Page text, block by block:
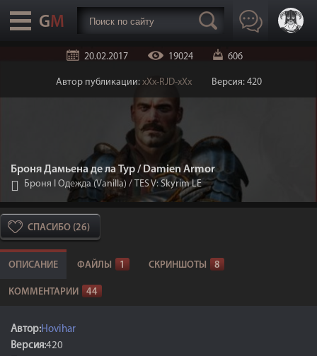
20.02.2017 19024 606
Автор публикации: xXx-RJD-xXx Версия: 420
Броня Дамьена де ла Тур / Damien Armor
Броня I Одежда (Vanilla) / TES V: Skyrim LE
СПАСИБО (26)
ОПИСАНИЕ ФАЙЛЫ 1 СКРИНШОТЫ 8
КОММЕНТАРИИ 44
Автор:Hovihar
Версия:420